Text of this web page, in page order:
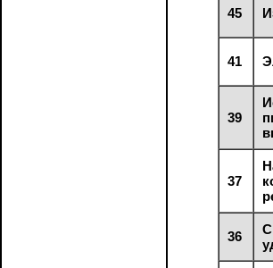
45
41
39
37
36